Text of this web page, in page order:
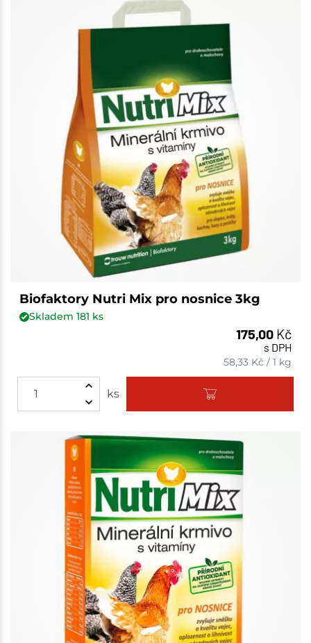
Biofaktory Nutri Mix pro nosnice 3kg
Skladem 181 ks
175,00 Kč
s DPH
58,33 Kč /1 kg
ks